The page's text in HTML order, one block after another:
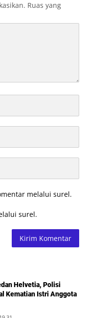
Ruas yang
melalui surel.
surel.
Helvetia, Polisi
Kematian Istri Anggota